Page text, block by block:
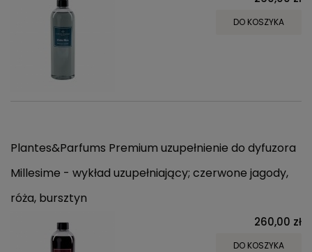
DO KOSZYKA
Plantes&Parfums Premium uzupełnienie do dyfuzora
Millesime - wykład uzupełniający; czerwone jagody,
róża, bursztyn
260,00 zł
DO KOSZYKA